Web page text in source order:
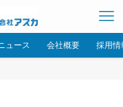
ュース 会社概要 採用情